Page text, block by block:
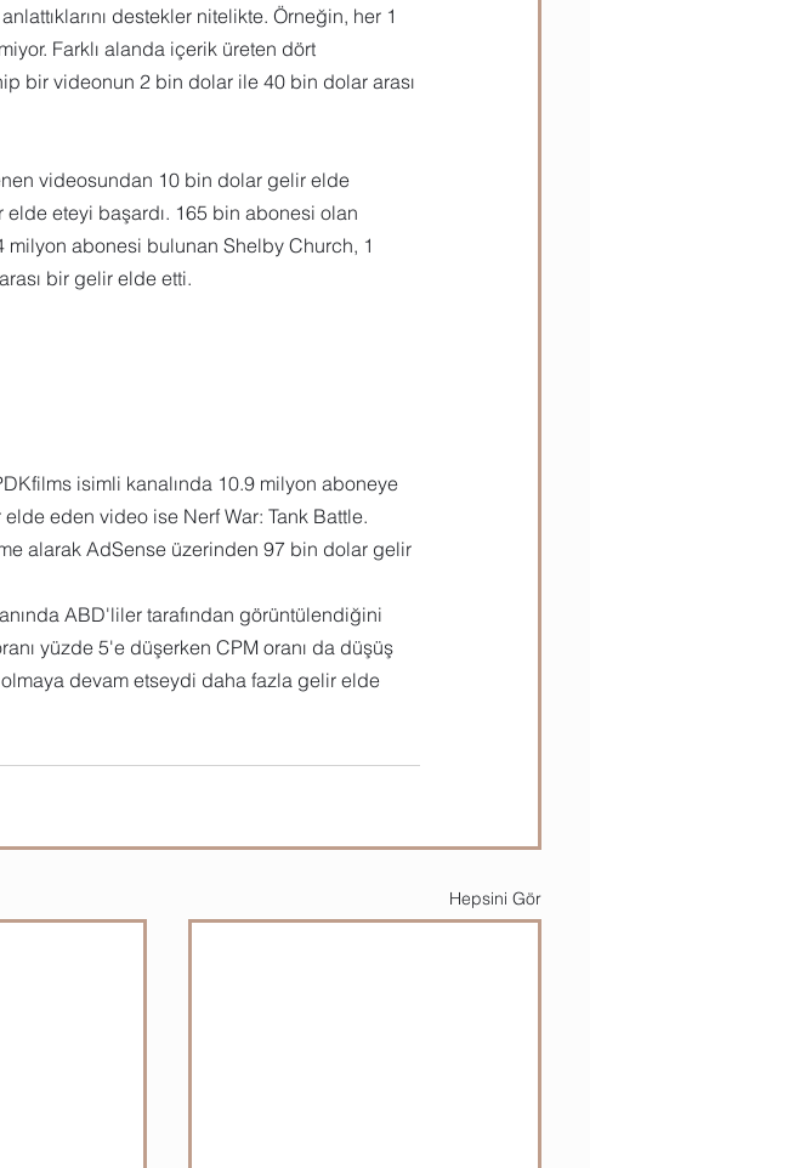
destekler nitelikte. Örneğin, her 1
Farklı alanda içerik üreten dört
bir videonun 2 bin dolar ile 40 bin dolar arası
videosundan 10 bin dolar gelir elde
eteyi başardı. 165 bin abonesi olan
milyon abonesi bulunan Shelby Church, 1
bir gelir elde etti.
isimli kanalında 10.9 milyon aboneye
eden video ise Nerf War: Tank Battle.
alarak AdSense üzerinden 97 bin dolar gelir
ABD'liler tarafından görüntülendiğini
yüzde 5'e düşerken CPM oranı da düşüş
devam etseydi daha fazla gelir elde
Hepsini Gör